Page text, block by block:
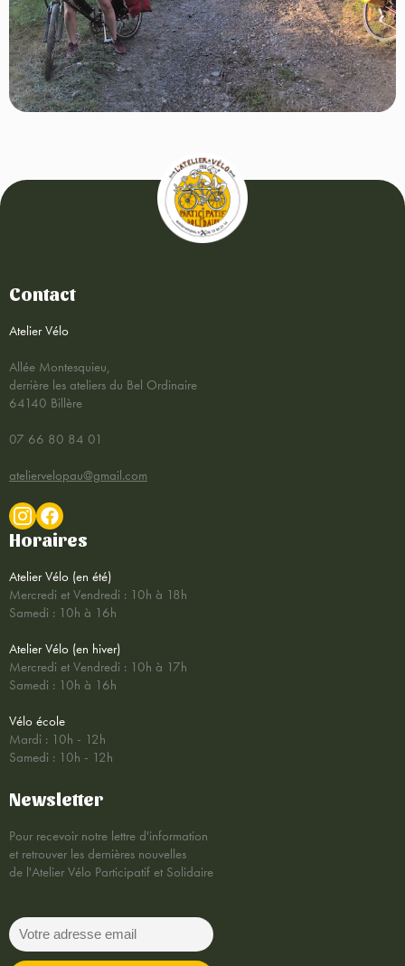
Contact
Atelier Vélo
Allée Montesquieu,
derrière les ateliers du Bel Ordinaire
64140 Billère
07 66 80 84 01
ateliervelopau@gmail.com
Horaires
Atelier Vélo (en été)
Mercredi et Vendredi : 10h à 18h
Samedi : 10h à 16h
Atelier Vélo (en hiver)
Mercredi et Vendredi : 10h à 17h
Samedi : 10h à 16h
Vélo école
Mardi : 10h - 12h
Samedi : 10h - 12h
Newsletter
Pour recevoir notre lettre d'information
et retrouver les dernières nouvelles
de l'Atelier Vélo Participatif et Solidaire